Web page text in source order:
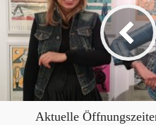
Aktuelle